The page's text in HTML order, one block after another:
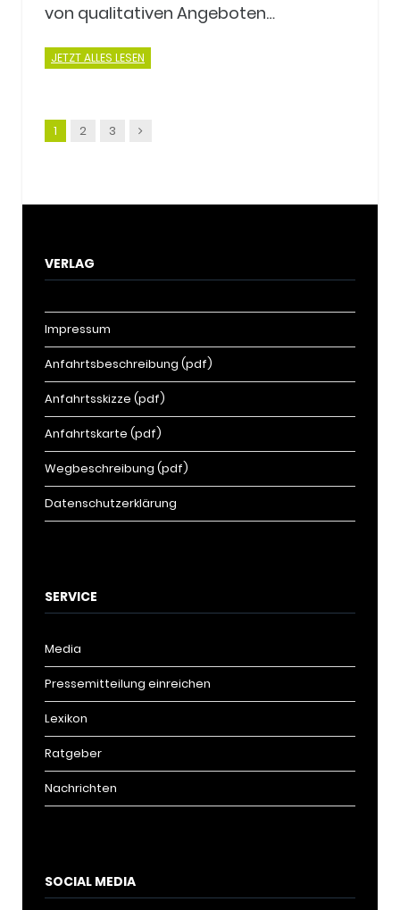
von qualitativen Angeboten…
JETZT ALLES LESEN
1 2 3 Nachfolger
VERLAG
Impressum
Anfahrtsbeschreibung (pdf)
Anfahrtsskizze (pdf)
Anfahrtskarte (pdf)
Wegbeschreibung (pdf)
Datenschutzerklärung
SERVICE
Media
Pressemitteilung einreichen
Lexikon
Ratgeber
Nachrichten
SOCIAL MEDIA